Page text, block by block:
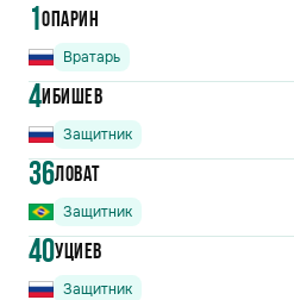
1Опарин
Вратарь
4Ибишев
Защитник
36Ловат
Защитник
40Уциев
Защитник